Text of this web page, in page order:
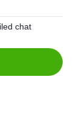
chat